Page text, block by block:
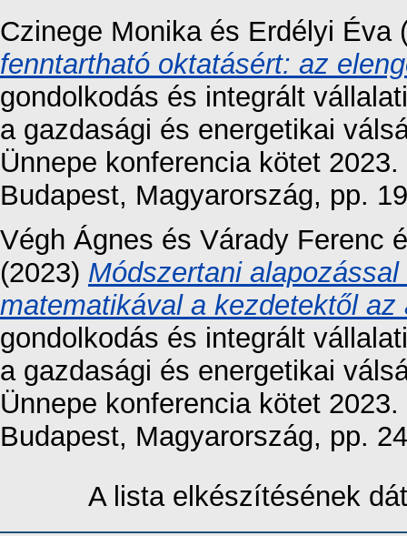
Czinege Monikaés Erdélyi Éva
fenntartható oktatásért: az
gondolkodás és integrált
a gazdasági és energetikai
Ünnepe konferencia kötet
Budapest, Magyarország, pp.
Végh Ágnes és Várady Ferenc
(2023) Módszertani
matematikával a kezdetektől az
gondolkodás és integrált
a gazdasági és energetikai
Ünnepe konferencia kötet
Budapest, Magyarország, pp.
A lista elkészítésének